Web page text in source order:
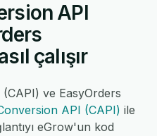
API
çalışır
ve EasyOrders
API (CAPI) ile
eGrow'un kod